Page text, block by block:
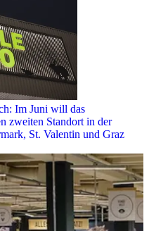
Im Juni will das
zweiten Standort in der
St. Valentin und Graz